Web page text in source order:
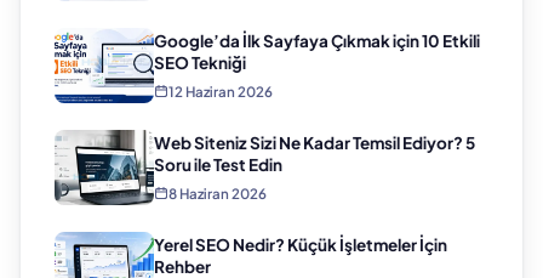
Google’da İlk Sayfaya Çıkmak için 10 Etkili
SEO Tekniği
12 Haziran 2026
Web Siteniz Sizi Ne Kadar Temsil Ediyor? 5
Soru ile Test Edin
8 Haziran 2026
Yerel SEO Nedir? Küçük İşletmeler İçin
Rehber